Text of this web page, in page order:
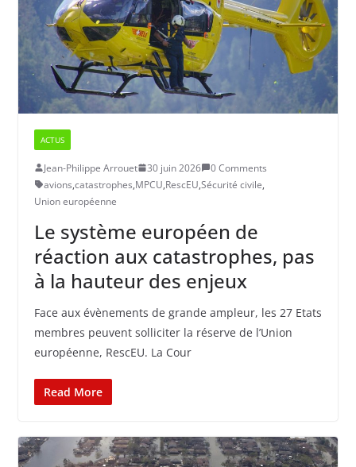
ACTUS
Jean-Philippe Arrouet 30 juin 2026
0 Comments
avions,catastrophes,MPCU,RescEU,Sécurité civile,
Union européenne
Le système européen de
réaction aux catastrophes, pas
à la hauteur des enjeux
Face aux évènements de grande ampleur, les 27 Etats
membres peuvent solliciter la réserve de l’Union
européenne, RescEU. La Cour
Read More